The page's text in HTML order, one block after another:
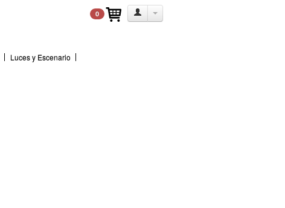
0
Luces y Escenario